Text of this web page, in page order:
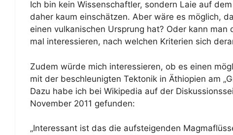
Ich bin kein Wissenschaftler, sondern Laie auf
daher kaum einschätzen. Aber wäre es möglich,
einen vulkanischen Ursprung hat? Oder kann
mal interessieren, nach welchen Kriterien sich
Zudem würde mich interessieren, ob es einen
mit der beschleunigten Tektonik in Äthiopien am
Dazu habe ich bei Wikipedia auf der
November 2011 gefunden:
„Interessant ist das die aufsteigenden